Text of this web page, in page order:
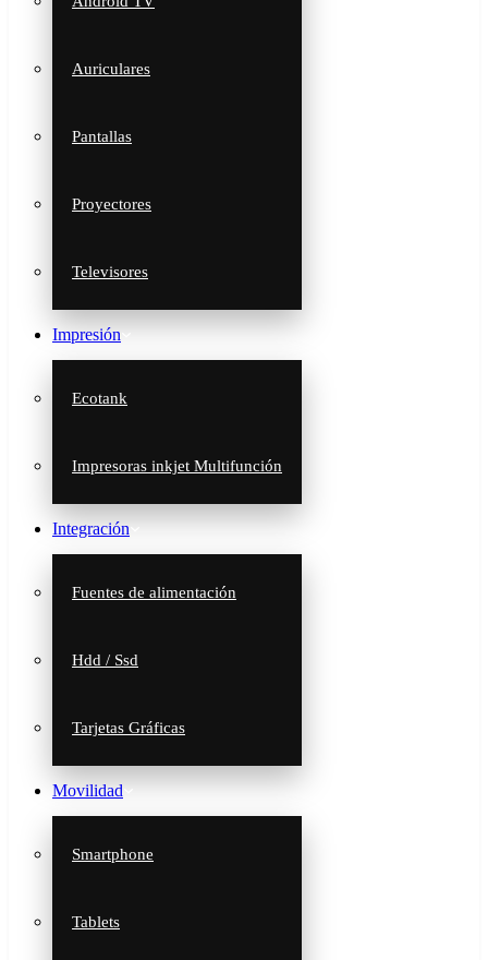
Auriculares
Pantallas
Proyectores
Televisores
Impresión
Ecotank
Impresoras inkjet Multifunción
Integración
Fuentes de alimentación
Hdd / Ssd
Tarjetas Gráficas
Movilidad
Smartphone
Tablets